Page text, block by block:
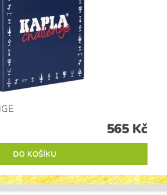
565 Kč